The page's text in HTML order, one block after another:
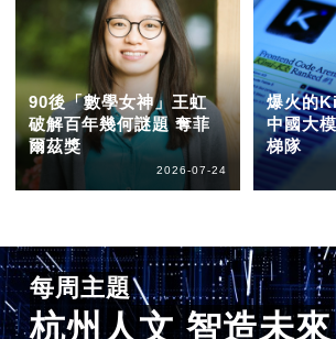
90後「數學女神」王虹
破解百年幾何謎題 奪菲
爾茲獎
2026-07-24
爆火的
中國大
梯隊
每周主題
杭州人文 智造未來